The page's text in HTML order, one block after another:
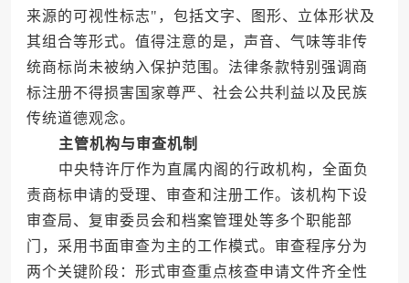
来源的可视性标志"，包括文字、图形、立体形状及
其组合等形式。值得注意的是，声音、气味等非传
统商标尚未被纳入保护范围。法律条款特别强调商
标注册不得损害国家尊严、社会公共利益以及民族
传统道德观念。
主管机构与审查机制
中央特许厅作为直属内阁的行政机构，全面负
责商标申请的受理、审查和注册工作。该机构下设
审查局、复审委员会和档案管理处等多个职能部
门，采用书面审查为主的工作模式。审查程序分为
两个关键阶段：形式审查重点核查申请文件齐全性